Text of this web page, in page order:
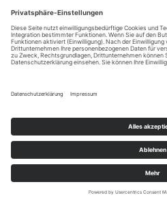
Impressum
AGB
Service
Cookie-Einstellungen Home Kontakt
© 2026 Naturstein Vonderhecken